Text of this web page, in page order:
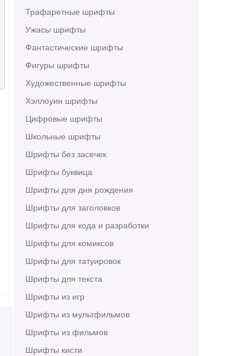
Трафаретные шрифты
Ужасы шрифты
Фантастические шрифты
Фигуры шрифты
Художественные шрифты
Хэллоуин шрифты
Цифровые шрифты
Школьные шрифты
Шрифты без засечек
Шрифты буквица
Шрифты для дня рождения
Шрифты для заголовков
Шрифты для кода и разработки
Шрифты для комиксов
Шрифты для татуировок
Шрифты для текста
Шрифты из игр
Шрифты из мультфильмов
Шрифты из фильмов
Шрифты кисти